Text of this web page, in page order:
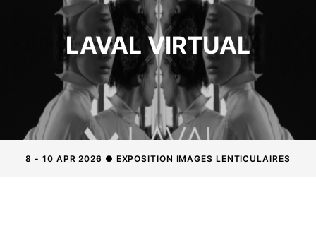
LAVAL VIRTUAL
8 - 10 APR 2026 ● EXPOSITION IMAGES LENTICULAIRES